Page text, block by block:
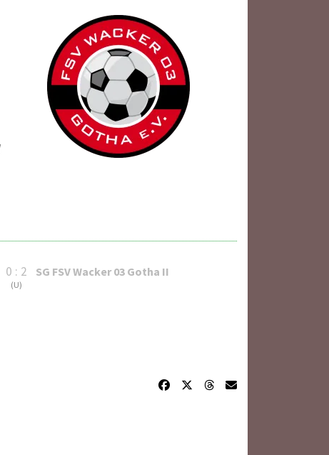
0 : 2
(U)
SG FSV Wacker 03 Gotha II